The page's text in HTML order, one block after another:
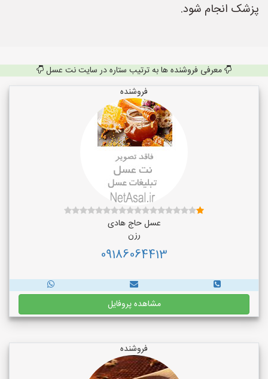
پزشک انجام شود.
معرفی فروشنده ها به ترتیب ستاره در سایت نت عسل
فروشنده
عسل حاج هادی
رزن
09186064413
مشاهده پروفایل
فروشنده